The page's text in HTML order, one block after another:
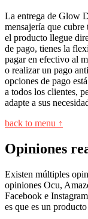
La entrega de Glow
mensajería que
el producto llegue
de pago, tienes la
pagar en efectivo al
o realizar un pago
opciones de pago
a todos los clientes,
adapte a sus
back to menu ↑
Opiniones
Existen múltiples
opiniones Ocu,
Facebook e
es que es un